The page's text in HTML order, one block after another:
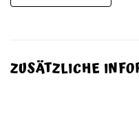
ZUSÄTZLICHE